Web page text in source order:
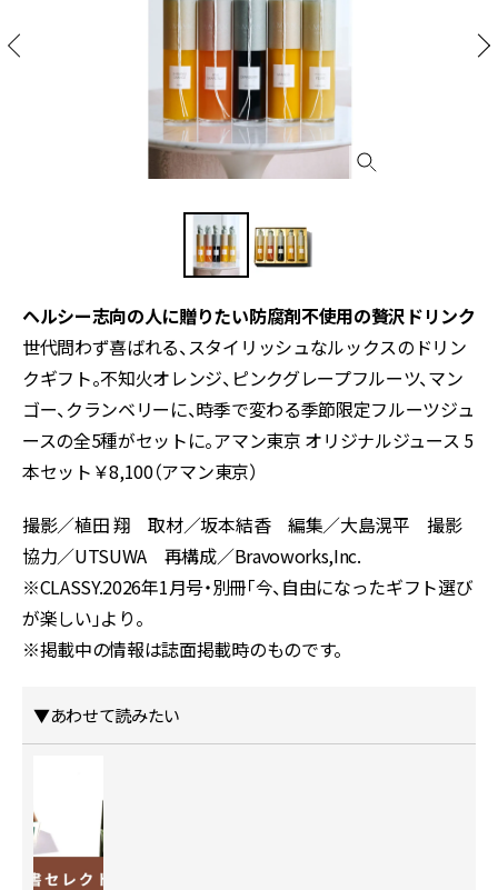
ヘルシー志向の人に贈りたい防腐剤不使用の贅沢ドリンク
世代問わず喜ばれる、スタイリッシュなルックスのドリン
クギフト。不知火オレンジ、ピンクグレープフルーツ、マン
ゴー、クランベリーに、時季で変わる季節限定フルーツジュ
ースの全5種がセットに。アマン東京 オリジナルジュース 5
本セット￥8,100（アマン東京）
撮影／植田 翔 取材／坂本結香 編集／大島滉平 撮影
協力／UTSUWA 再構成／Bravoworks,Inc.
※CLASSY.2026年1月号・別冊「今、自由になったギフト選び
が楽しい」より。
※掲載中の情報は誌面掲載時のものです。
▼あわせて読みたい